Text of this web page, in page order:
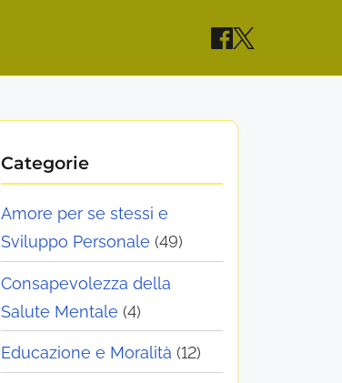
Categorie
Amore per se stessi e
Sviluppo Personale (49)
Consapevolezza della
Salute Mentale (4)
Educazione e Moralità (12)